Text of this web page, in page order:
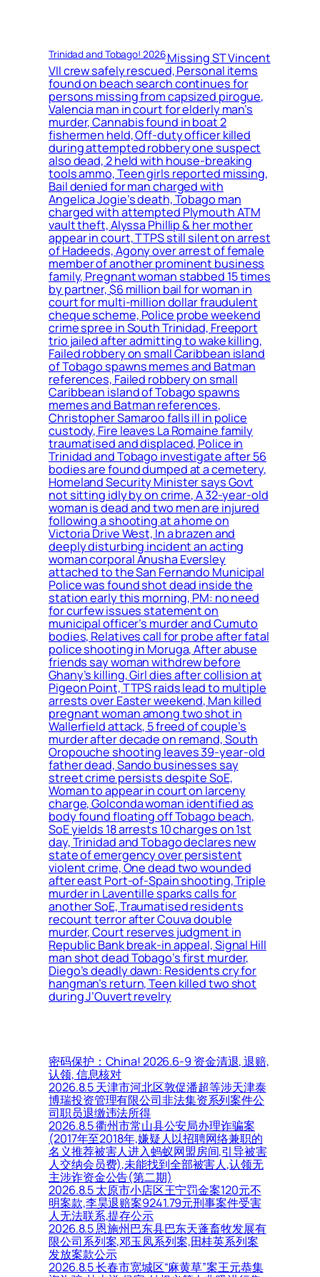
Trinidad and Tobago! 2026Missing ST Vincent
VII crew safely rescued, Personal items
found on beach search continues for
persons missing from capsized pirogue,
Valencia man in court for elderly man’s
murder, Cannabis found in boat 2
fishermen held, Off-duty officer killed
during attempted robbery one suspect
also dead, 2 held with house-breaking
tools ammo, Teen girls reported missing,
Bail denied for man charged with
Angelica Jogie’s death, Tobago man
charged with attempted Plymouth ATM
vault theft, Alyssa Phillip & her mother
appear in court, TTPS still silent on arrest
of Hadeeds, Agony over arrest of female
member of another prominent business
family, Pregnant woman stabbed 15 times
by partner, $6 million bail for woman in
court for multi-million dollar fraudulent
cheque scheme, Police probe weekend
crime spree in South Trinidad, Freeport
trio jailed after admitting to wake killing,
Failed robbery on small Caribbean island
of Tobago spawns memes and Batman
references, Failed robbery on small
Caribbean island of Tobago spawns
memes and Batman references,
Christopher Samaroo falls ill in police
custody, Fire leaves La Romaine family
traumatised and displaced, Police in
Trinidad and Tobago investigate after 56
bodies are found dumped at a cemetery,
Homeland Security Minister says Govt
not sitting idly by on crime, A 32-year-old
woman is dead and two men are injured
following a shooting at a home on
Victoria Drive West, In a brazen and
deeply disturbing incident an acting
woman corporal Anusha Eversley
attached to the San Fernando Municipal
Police was found shot dead inside the
station early this morning, PM: no need
for curfew issues statement on
municipal officer’s murder and Cumuto
bodies, Relatives call for probe after fatal
police shooting in Moruga, After abuse
friends say woman withdrew before
Ghany’s killing, Girl dies after collision at
Pigeon Point, TTPS raids lead to multiple
arrests over Easter weekend, Man killed
pregnant woman among two shot in
Wallerfield attack, 5 freed of couple’s
murder after decade on remand, South
Oropouche shooting leaves 39-year-old
father dead, Sando businesses say
street crime persists despite SoE,
Woman to appear in court on larceny
charge, Golconda woman identified as
body found floating off Tobago beach,
SoE yields 18 arrests 10 charges on 1st
day, Trinidad and Tobago declares new
state of emergency over persistent
violent crime, One dead two wounded
after east Port-of-Spain shooting, Triple
murder in Laventille sparks calls for
another SoE, Traumatised residents
recount terror after Couva double
murder, Court reserves judgment in
Republic Bank break-in appeal, Signal Hill
man shot dead Tobago’s first murder,
Diego’s deadly dawn: Residents cry for
hangman’s return, Teen killed two shot
during J’Ouvert revelry
密码保护：China! 2026.6-9 资金清退, 退赔,
认领, 信息核对
2026.8.5 天津市河北区敦促潘超等涉天津泰
博瑞投资管理有限公司非法集资系列案件公
司职员退缴违法所得
2026.8.5 衢州市常山县公安局办理诈骗案
(2017年至2018年,嫌疑人以招聘网络兼职的
名义推荐被害人进入蚂蚁网盟房间,引导被害
人交纳会员费),未能找到全部被害人,认领无
主涉诈资金公告(第二期)
2026.8.5 太原市小店区王宁罚金案120元不
明案款,李昊退赔案9241.79元刑事案件受害
人无法联系,提存公示
2026.8.5 恩施州巴东县巴东天蓬畜牧发展有
限公司系列案,邓玉凤系列案,田桂英系列案
发放案款公示
2026.8.5 长春市宽城区“麻黄草”案王元恭集